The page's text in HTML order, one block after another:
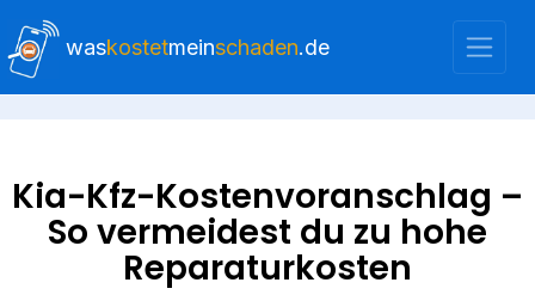
waskostetmeinschaden.de
Kia-Kfz-Kostenvoranschlag –
So vermeidest du zu hohe
Reparaturkosten